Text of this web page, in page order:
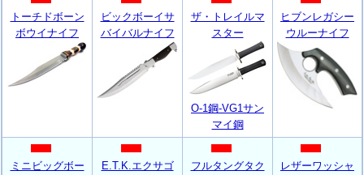
トーチドボーン
ボウイナイフ
ビックボーイサ
バイバルナイフ
ザ・トレイルマ
スター
O-1鋼-VG1サン
マイ鋼
ヒブンレガシー
ウルーナイフ
ミニビッグボー
E.T.K.エクサゴ
フルタングタク
レザーワッシャ